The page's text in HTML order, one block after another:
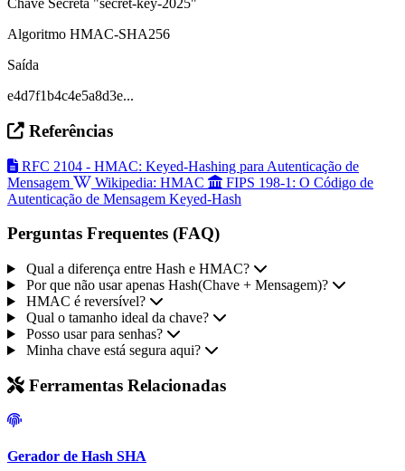
Chave Secreta "secret-key-2025"
Algoritmo HMAC-SHA256
Saída
e4d7f1b4c4e5a8d3e...
Referências
RFC 2104 - HMAC: Keyed-Hashing para Autenticação de
Mensagem
Wikipedia: HMAC
FIPS 198-1: O Código de
Autenticação de Mensagem Keyed-Hash
Perguntas Frequentes (FAQ)
Qual a diferença entre Hash e HMAC?
Por que não usar apenas Hash(Chave + Mensagem)?
HMAC é reversível?
Qual o tamanho ideal da chave?
Posso usar para senhas?
Minha chave está segura aqui?
Ferramentas Relacionadas
Gerador de Hash SHA